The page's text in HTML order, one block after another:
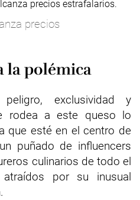
precios
la polémica
exclusividad y
rodea a este queso lo
que esté en el centro de
puñado de influencers
culinarios de todo el
por su inusual